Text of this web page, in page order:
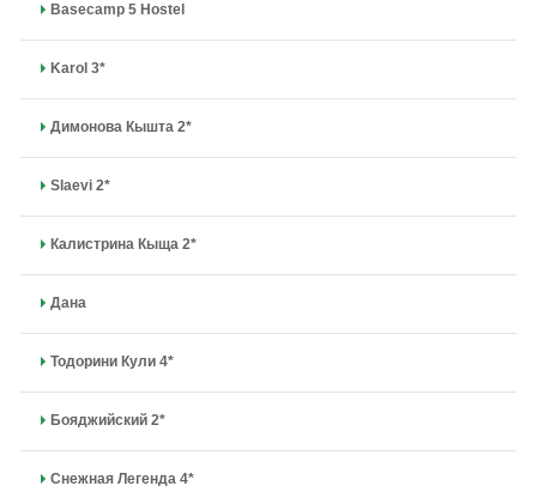
Basecamp 5 Hostel
Karol 3*
Димонова Кышта 2*
Slaevi 2*
Калистрина Кыща 2*
Дана
Тодорини Кули 4*
Бояджийский 2*
Снежная Легенда 4*